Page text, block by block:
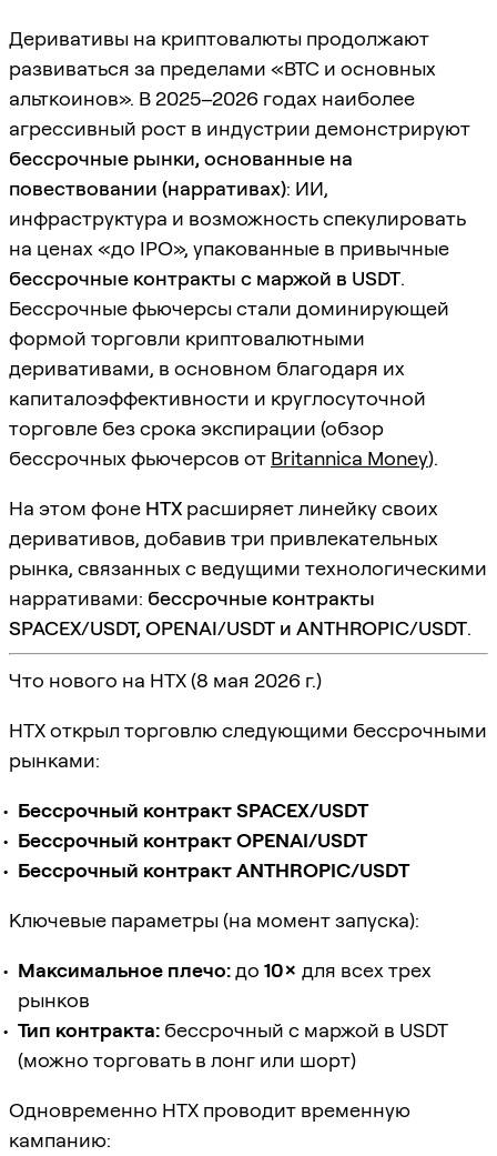
Деривативы на криптовалюты продолжают
развиваться за пределами «BTC и основных
альткоинов». В 2025–2026 годах наиболее
агрессивный рост в индустрии демонстрируют
бессрочные рынки, основанные на
повествовании (нарративах): ИИ,
инфраструктура и возможность спекулировать
на ценах «до IPO», упакованные в привычные
бессрочные контракты с маржой в USDT.
Бессрочные фьючерсы стали доминирующей
формой торговли криптовалютными
деривативами, в основном благодаря их
капиталоэффективности и круглосуточной
торговле без срока экспирации (обзор
бессрочных фьючерсов от Britannica Money).
На этом фоне HTX расширяет линейку своих
деривативов, добавив три привлекательных
рынка, связанных с ведущими технологическими
нарративами: бессрочные контракты
SPACEX/USDT, OPENAI/USDT и ANTHROPIC/USDT.
Что нового на HTX (8 мая 2026 г.)
HTX открыл торговлю следующими бессрочными
рынками:
Бессрочный контракт SPACEX/USDT
Бессрочный контракт OPENAI/USDT
Бессрочный контракт ANTHROPIC/USDT
Ключевые параметры (на момент запуска):
Максимальное плечо:до 10× для всех трех
рынков
Тип контракта: бессрочный с маржой в USDT
(можно торговать в лонг или шорт)
Одновременно HTX проводит временную
кампанию: